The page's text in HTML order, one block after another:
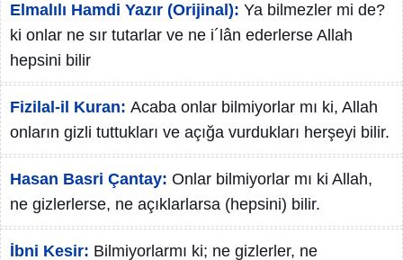
Elmalılı Hamdi Yazır (Orijinal): Ya bilmezler mi de?
ki onlar ne sır tutarlar ve ne i´lân ederlerse Allah
hepsini bilir
Fizilal-il Kuran: Acaba onlar bilmiyorlar mı ki, Allah
onların gizli tuttukları ve açığa vurdukları herşeyi bilir.
Hasan Basri Çantay: Onlar bilmiyorlar mı ki Allah,
ne gizlerlerse, ne açıklarlarsa (hepsini) bilir.
İbni Kesir: Bilmiyorlarmı ki; ne gizlerler, ne